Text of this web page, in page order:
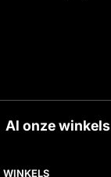
Al onze winkels
WINKELS